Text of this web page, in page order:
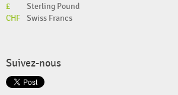
£
Sterling Pound
CHF
Swiss Francs
Suivez-nous